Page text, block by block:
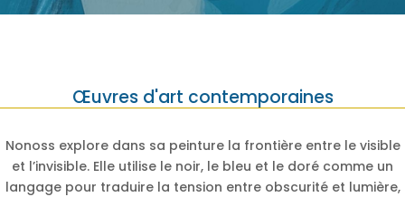
Œuvres d'art contemporaines
Nonoss explore dans sa peinture la frontière entre le visible
et l’invisible. Elle utilise le noir, le bleu et le doré comme un
langage pour traduire la tension entre obscurité et lumière,